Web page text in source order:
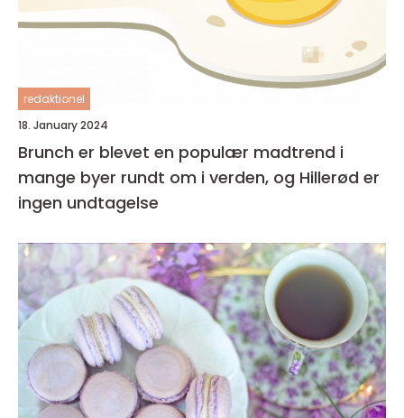
redaktionel
18. January 2024
Brunch er blevet en populær madtrend i
mange byer rundt om i verden, og Hillerød er
ingen undtagelse